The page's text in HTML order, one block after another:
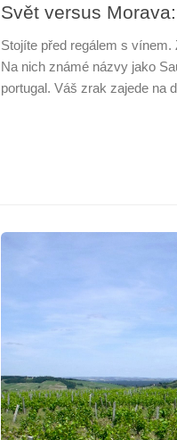
Svět versus
Stojíte před regálem s
Na nich známé názvy jako
portugal. Váš zrak zajede na